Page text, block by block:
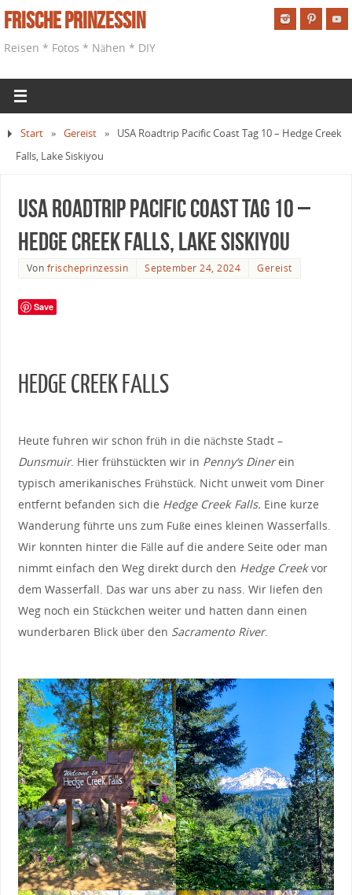
Frische Prinzessin
Reisen * Fotos * Nähen * DIY
Start » Gereist »
USA Roadtrip Pacific Coast Tag 10 – Hedge Creek
Falls, Lake Siskiyou
USA Roadtrip Pacific Coast Tag 10 –
Hedge Creek Falls, Lake Siskiyou
Von frischeprinzessin September 24, 2024 Gereist
Save
HEDGE CREEK FALLS
Heute fuhren wir schon früh in die nächste Stadt –
Dunsmuir. Hier frühstückten wir in Penny‘s Dinerein
typisch amerikanisches Frühstück. Nicht unweit vom Diner
entfernt befanden sich die Hedge Creek Falls. Eine kurze
Wanderung führte uns zum Fuße eines kleinen Wasserfalls.
Wir konnten hinter die Fälle auf die andere Seite oder man
nimmt einfach den Weg direkt durch den Hedge Creekvor
dem Wasserfall. Das war uns aber zu nass. Wir liefen den
Weg noch ein Stückchen weiter und hatten dann einen
wunderbaren Blick über den Sacramento River.